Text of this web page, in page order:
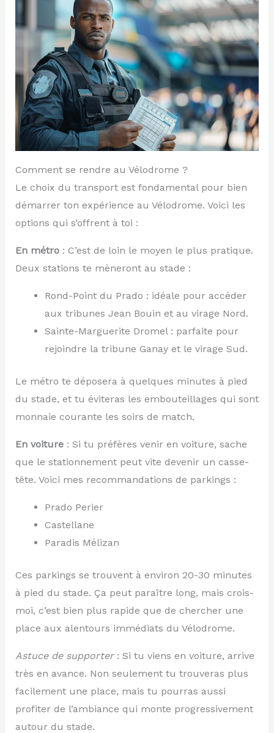
Comment se rendre au Vélodrome ?
Le choix du transport est fondamental pour bien
démarrer ton expérience au Vélodrome. Voici les
options qui s’offrent à toi :
En métro: C’est de loin le moyen le plus pratique.
Deux stations te mèneront au stade :
Rond-Point du Prado : idéale pour accéder
aux tribunes Jean Bouin et au virage Nord.
Sainte-Marguerite Dromel : parfaite pour
rejoindre la tribune Ganay et le virage Sud.
Le métro te déposera à quelques minutes à pied
du stade, et tu éviteras les embouteillages qui sont
monnaie courante les soirs de match.
En voiture: Si tu préfères venir en voiture, sache
que le stationnement peut vite devenir un casse-
tête. Voici mes recommandations de parkings :
Prado Perier
Castellane
Paradis Mélizan
Ces parkings se trouvent à environ 20-30 minutes
à pied du stade. Ça peut paraître long, mais crois-
moi, c’est bien plus rapide que de chercher une
place aux alentours immédiats du Vélodrome.
Astuce de supporter: Si tu viens en voiture, arrive
très en avance. Non seulement tu trouveras plus
facilement une place, mais tu pourras aussi
profiter de l’ambiance qui monte progressivement
autour du stade.